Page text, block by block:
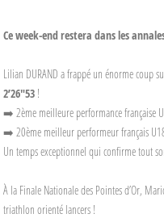
Ce week-end restera dans les
Lilian DURAND a frappé un énorme coup
2’26"53 !
➡️ 2ème meilleure performance française
➡️ 20ème meilleur performeur français
Un temps exceptionnel qui confirme tout
À la Finale Nationale des Pointes d’Or,
triathlon orienté lancers !